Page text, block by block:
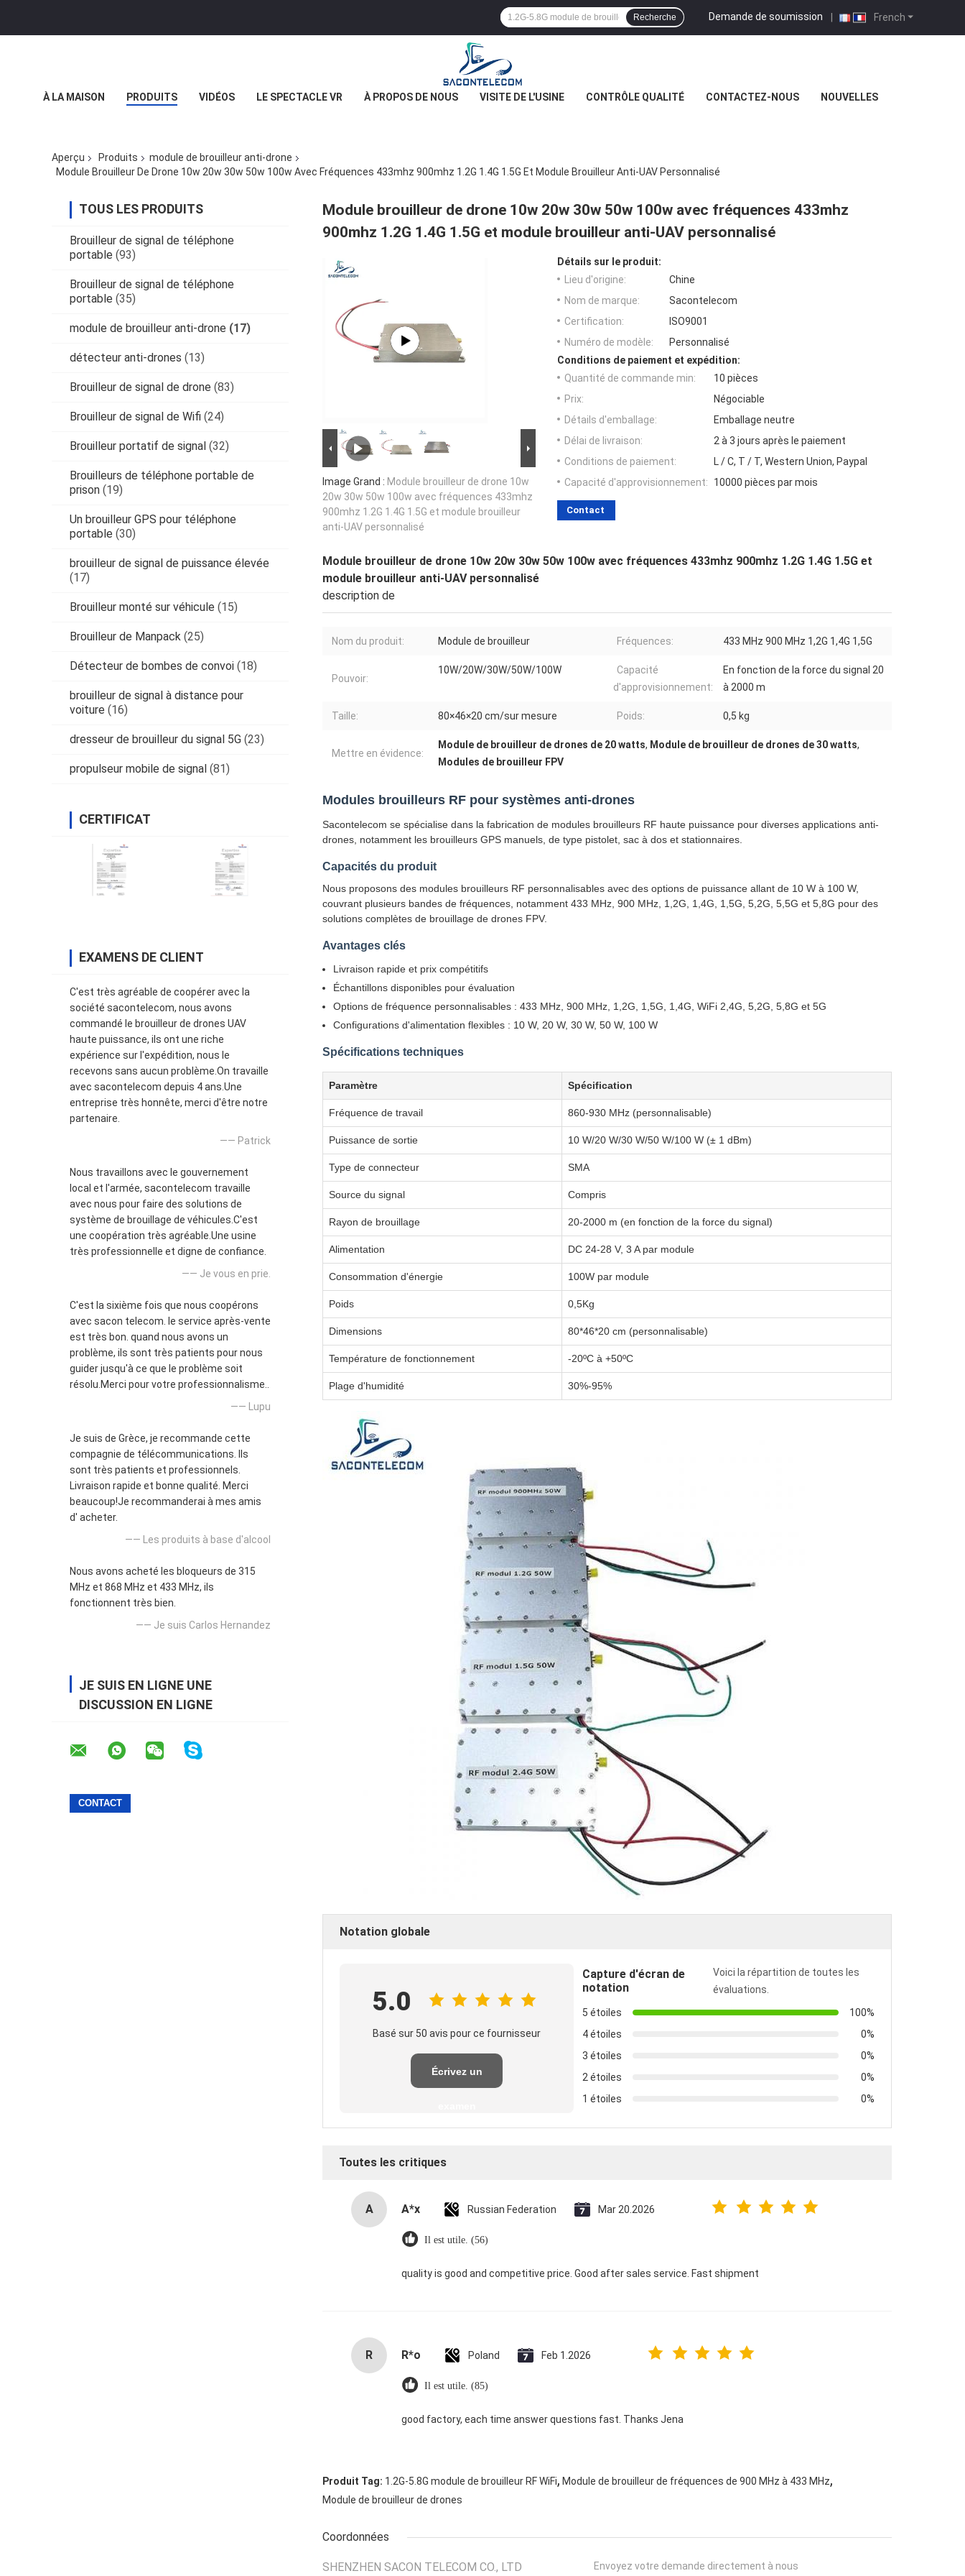
French
Demande de soumission |
Recherche
À LA MAISON PRODUITS VIDÉOS LE SPECTACLE VR À PROPOS DE NOUS VISITE DE L'USINE CONTRÔLE QUALITÉ CONTACTEZ-NOUS NOUVELLES
Aperçu Produits
module de brouilleur anti-drone
Module Brouilleur De Drone 10w 20w 30w 50w 100w Avec Fréquences 433mhz 900mhz 1.2G 1.4G 1.5G Et Module Brouilleur Anti-UAV Personnalisé
TOUS LES PRODUITS
Brouilleur de signal de téléphone
portable (93)
Brouilleur de signal de téléphone
portable (35)
module de brouilleur anti-drone (17)
détecteur anti-drones (13)
Brouilleur de signal de drone (83)
Brouilleur de signal de Wifi (24)
Brouilleur portatif de signal (32)
Brouilleurs de téléphone portable de
prison (19)
Un brouilleur GPS pour téléphone
portable (30)
brouilleur de signal de puissance élevée
(17)
Brouilleur monté sur véhicule (15)
Brouilleur de Manpack (25)
Détecteur de bombes de convoi (18)
brouilleur de signal à distance pour
voiture (16)
dresseur de brouilleur du signal 5G (23)
propulseur mobile de signal (81)
CERTIFICAT
EXAMENS DE CLIENT
C'est très agréable de coopérer avec la
société sacontelecom, nous avons
commandé le brouilleur de drones UAV
haute puissance, ils ont une riche
expérience sur l'expédition, nous le
recevons sans aucun problème.On travaille
avec sacontelecom depuis 4 ans.Une
entreprise très honnête, merci d'être notre
partenaire.
—— Patrick
Nous travaillons avec le gouvernement
local et l'armée, sacontelecom travaille
avec nous pour faire des solutions de
système de brouillage de véhicules.C'est
une coopération très agréable.Une usine
très professionnelle et digne de confiance.
—— Je vous en prie.
C'est la sixième fois que nous coopérons
avec sacon telecom. le service après-vente
est très bon. quand nous avons un
problème, ils sont très patients pour nous
guider jusqu'à ce que le problème soit
résolu.Merci pour votre professionnalisme..
—— Lupu
Je suis de Grèce, je recommande cette
compagnie de télécommunications. Ils
sont très patients et professionnels.
Livraison rapide et bonne qualité. Merci
beaucoup!Je recommanderai à mes amis
d' acheter.
—— Les produits à base d'alcool
Nous avons acheté les bloqueurs de 315
MHz et 868 MHz et 433 MHz, ils
fonctionnent très bien.
—— Je suis Carlos Hernandez
JE SUIS EN LIGNE UNE
DISCUSSION EN LIGNE
Module brouilleur de drone 10w 20w 30w 50w 100w avec fréquences 433mhz
900mhz 1.2G 1.4G 1.5G et module brouilleur anti-UAV personnalisé
Image Grand : Module brouilleur de drone 10w
20w 30w 50w 100w avec fréquences 433mhz
900mhz 1.2G 1.4G 1.5G et module brouilleur
anti-UAV personnalisé
Détails sur le produit:
Lieu d'origine:
Chine
Nom de marque:
Sacontelecom
Certification:
ISO9001
Numéro de modèle:
Personnalisé
Conditions de paiement et expédition:
Quantité de commande min:
10 pièces
Prix:
Négociable
Détails d'emballage:
Emballage neutre
Délai de livraison:
2 à 3 jours après le paiement
Conditions de paiement:
L / C, T / T, Western Union, Paypal
Capacité d'approvisionnement:
10000 pièces par mois
Contact
Module brouilleur de drone 10w 20w 30w 50w 100w avec fréquences 433mhz 900mhz 1.2G 1.4G 1.5G et
module brouilleur anti-UAV personnalisé
description de
Nom du produit: Module de brouilleur Fréquences: 433 MHz 900 MHz 1,2G 1,4G 1,5G
Pouvoir:
10W/20W/30W/50W/100W
Capacité
d'approvisionnement:
En fonction de la force du signal 20
à 2000 m
Taille: 80×46×20 cm/sur mesure Poids: 0,5 kg
Mettre en évidence:
Module de brouilleur de drones de 20 watts, Module de brouilleur de drones de 30 watts,
Modules de brouilleur FPV
Modules brouilleurs RF pour systèmes anti-drones
Sacontelecom se spécialise dans la fabrication de modules brouilleurs RF haute puissance pour diverses applications anti-
drones, notamment les brouilleurs GPS manuels, de type pistolet, sac à dos et stationnaires.
Capacités du produit
Nous proposons des modules brouilleurs RF personnalisables avec des options de puissance allant de 10 W à 100 W,
couvrant plusieurs bandes de fréquences, notamment 433 MHz, 900 MHz, 1,2G, 1,4G, 1,5G, 5,2G, 5,5G et 5,8G pour des
solutions complètes de brouillage de drones FPV.
Avantages clés
Livraison rapide et prix compétitifs
Échantillons disponibles pour évaluation
Options de fréquence personnalisables : 433 MHz, 900 MHz, 1,2G, 1,5G, 1,4G, WiFi 2,4G, 5,2G, 5,8G et 5G
Configurations d'alimentation flexibles : 10 W, 20 W, 30 W, 50 W, 100 W
Spécifications techniques
Paramètre Spécification
Fréquence de travail 860-930 MHz (personnalisable)
Puissance de sortie 10 W/20 W/30 W/50 W/100 W (± 1 dBm)
Type de connecteur SMA
Source du signal Compris
Rayon de brouillage 20-2000 m (en fonction de la force du signal)
Alimentation DC 24-28 V, 3 A par module
Consommation d'énergie 100W par module
Poids 0,5Kg
Dimensions 80*46*20 cm (personnalisable)
Température de fonctionnement -20ºC à +50ºC
Plage d'humidité 30%-95%
Notation globale
5.0
Basé sur 50 avis pour ce fournisseur
Écrivez un
Capture d'écran de
notation
Voici la répartition de toutes les
évaluations.
5 étoiles
100%
4 étoiles
0%
3 étoiles
0%
2 étoiles
0%
1 étoiles
0%
Toutes les critiques
A A*x Russian Federation Mar 20.2026
Il est utile. (56)
quality is good and competitive price. Good after sales service. Fast shipment
R R*o Poland Feb 1.2026
Il est utile. (85)
good factory, each time answer questions fast. Thanks Jena
Produit Tag: 1.2G-5.8G module de brouilleur RF WiFi, Module de brouilleur de fréquences de 900 MHz à 433 MHz,
Module de brouilleur de drones
Coordonnées
SHENZHEN SACON TELECOM CO., LTD Envoyez votre demande directement à nous